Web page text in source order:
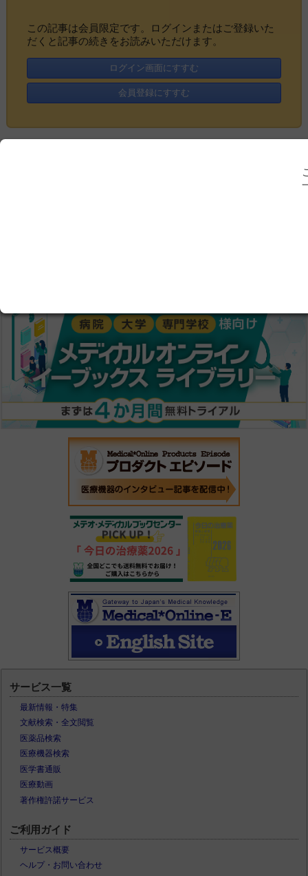
この記事は会員限定です。ログインまたはご登録いた
だくと記事の続きをお読みいただけます。
ログイン画面にすすむ
会員登録にすすむ
サービス一覧
最新情報・特集
文献検索・全文閲覧
医薬品検索
医療機器検索
医学書通販
医療動画
著作権許諾サービス
ご利用ガイド
サービス概要
ヘルプ・お問い合わせ